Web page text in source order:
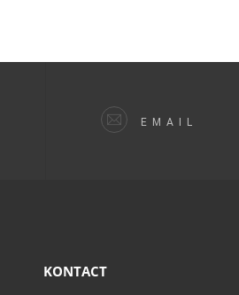
EMAIL
KONTACT